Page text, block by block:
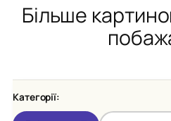
Більше
Категорії: